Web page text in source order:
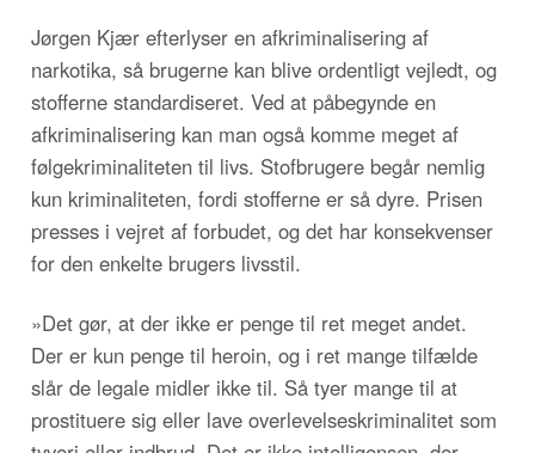
Jørgen Kjær efterlyser en afkriminalisering af
narkotika, så brugerne kan blive ordentligt vejledt, og
stofferne standardiseret. Ved at påbegynde en
afkriminalisering kan man også komme meget af
følgekriminaliteten til livs. Stofbrugere begår nemlig
kun kriminaliteten, fordi stofferne er så dyre. Prisen
presses i vejret af forbudet, og det har konsekvenser
for den enkelte brugers livsstil.
»Det gør, at der ikke er penge til ret meget andet.
Der er kun penge til heroin, og i ret mange tilfælde
slår de legale midler ikke til. Så tyer mange til at
prostituere sig eller lave overlevelseskriminalitet som